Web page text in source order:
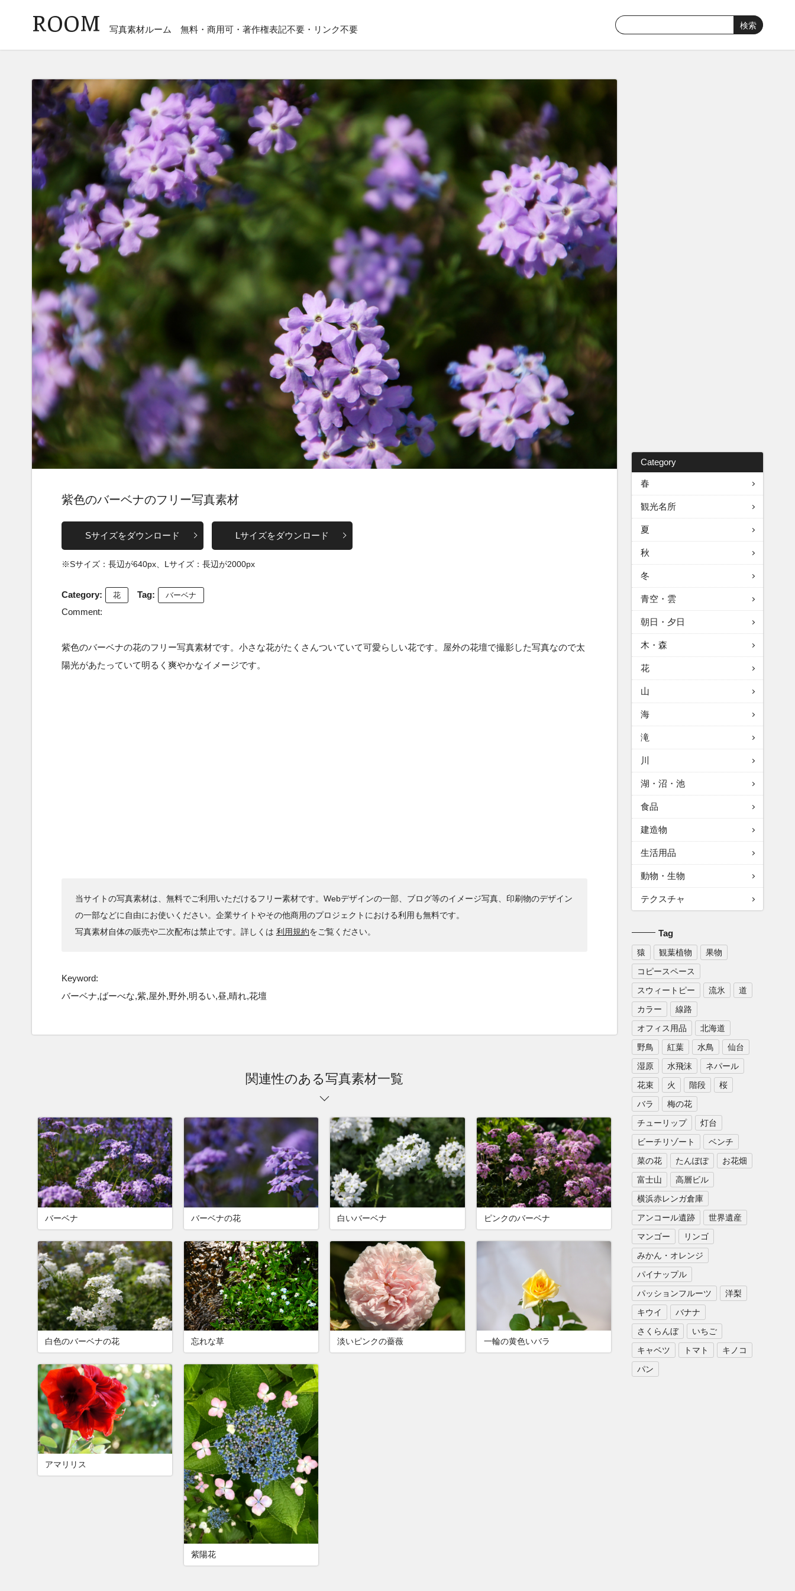
ROOM 写真素材ルーム 無料・商用可・著作権表記不要・リンク不要
紫色のバーベナのフリー写真素材
Sサイズをダウンロード Lサイズをダウンロード
※Sサイズ：長辺が640px、Lサイズ：長辺が2000px
Category: 花 Tag: バーベナ
Comment:
紫色のバーベナの花のフリー写真素材です。小さな花がたくさんついていて可愛らしい花です。屋外の花壇で撮影した写真なので太
陽光があたっていて明るく爽やかなイメージです。
当サイトの写真素材は、無料でご利用いただけるフリー素材です。Webデザインの一部、ブログ等のイメージ写真、印刷物のデザイン
の一部などに自由にお使いください。企業サイトやその他商用のプロジェクトにおける利用も無料です。
写真素材自体の販売や二次配布は禁止です。詳しくは 利用規約をご覧ください。
Keyword:
バーベナ,ばーべな,紫,屋外,野外,明るい,昼,晴れ,花壇
関連性のある写真素材一覧
バーベナ バーベナの花 白いバーベナ ピンクのバーベナ
白色のバーベナの花 忘れな草 淡いピンクの薔薇 一輪の黄色いバラ
アマリリス
紫陽花
Category
春
観光名所
夏
秋
冬
青空・雲
朝日・夕日
木・森
花
山
海
滝
川
湖・沼・池
食品
建造物
生活用品
動物・生物
テクスチャ
Tag
猿 観葉植物
果物
コピースペース
スウィートピー
流氷
道
カラー
線路
オフィス用品
北海道
野鳥
紅葉 水鳥
仙台
湿原
水飛沫
ネパール
花束
火 階段
桜
バラ
梅の花
チューリップ
灯台
ビーチリゾート
ベンチ
菜の花
たんぽぽ
お花畑
富士山
高層ビル
横浜赤レンガ倉庫
アンコール遺跡
世界遺産
マンゴー
リンゴ
みかん・オレンジ
パイナップル
パッションフルーツ
洋梨
キウイ
バナナ
さくらんぼ
いちご
キャベツ
トマト
キノコ
パン